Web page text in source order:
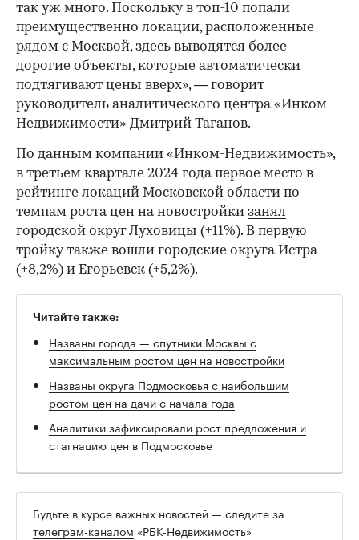
так уж много. Поскольку в топ-10 попали
преимущественно локации, расположенные
рядом с Москвой, здесь выводятся более
дорогие объекты, которые автоматически
подтягивают цены вверх», — говорит
руководитель аналитического центра «Инком-
Недвижимости» Дмитрий Таганов.
По данным компании «Инком-Недвижимость»,
в третьем квартале 2024 года первое место в
рейтинге локаций Московской области по
темпам роста цен на новостройки занял
городской округ Луховицы (+11%). В первую
тройку также вошли городские округа Истра
(+8,2%) и Егорьевск (+5,2%).
Читайте также:
Названы города — спутники Москвы с
максимальным ростом цен на новостройки
Названы округа Подмосковья с наибольшим
ростом цен на дачи с начала года
Аналитики зафиксировали рост предложения и
стагнацию цен в Подмосковье
Будьте в курсе важных новостей — следите за
телеграм-каналом «РБК-Недвижимость»